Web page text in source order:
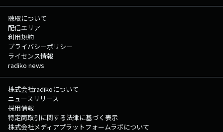
聴取について
配信エリア
利用規約
プライバシーポリシー
ライセンス情報
radiko news
株式会社radikoについて
ニュースリリース
採用情報
特定商取引に関する法律に基づく表示
株式会社メディアプラットフォームラボについて